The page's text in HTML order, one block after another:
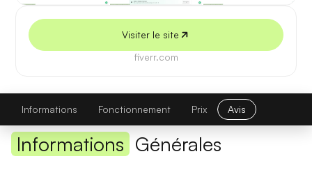
Visiter le site
fiverr.com
Ai Services by fiverr
Visiter le site
Informations
Fonctionnement Prix Avis
Informations Générales